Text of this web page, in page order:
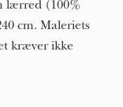
lærred (100%
cm. Maleriets
kræver ikke